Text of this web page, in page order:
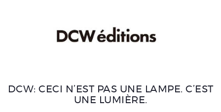
DCW: CECI N’EST PAS UNE LAMPE. C’EST
UNE LUMIÈRE.